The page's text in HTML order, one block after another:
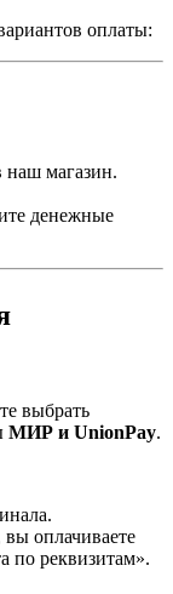
оплаты:
наш магазин.
денежные
выбрать
МИР и UnionPay.
оплачиваете
по реквизитам».